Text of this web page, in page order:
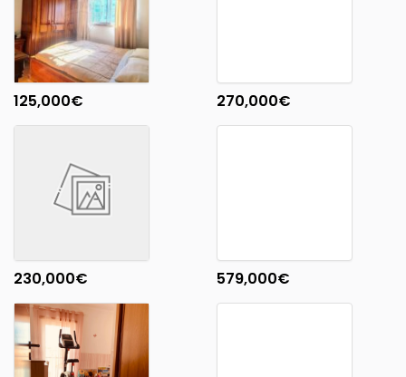
125,000€ 270,000€
230,000€ 579,000€